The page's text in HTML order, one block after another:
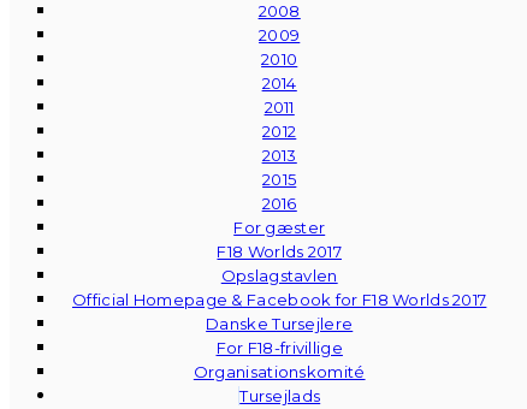
2008
2009
2010
2014
2011
2012
2013
2015
2016
For gæster
F18 Worlds 2017
Opslagstavlen
Official Homepage & Facebook for F18 Worlds 2017
Danske Tursejlere
For F18-frivillige
Organisationskomité
Tursejlads